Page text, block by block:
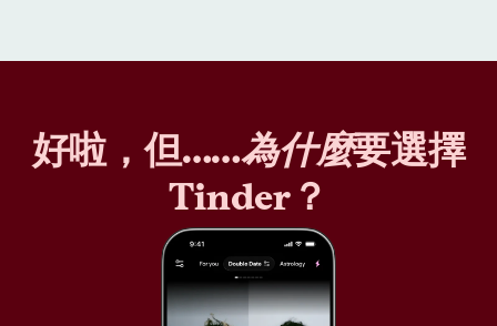
好啦，但……為什麼要選擇
Tinder？